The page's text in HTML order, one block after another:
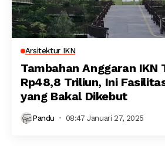
Arsitektur IKN
Tambahan Anggaran IKN
Rp48,8 Triliun, Ini
yang Bakal Dikebut
Pandu 08:47 Januari 27, 2025